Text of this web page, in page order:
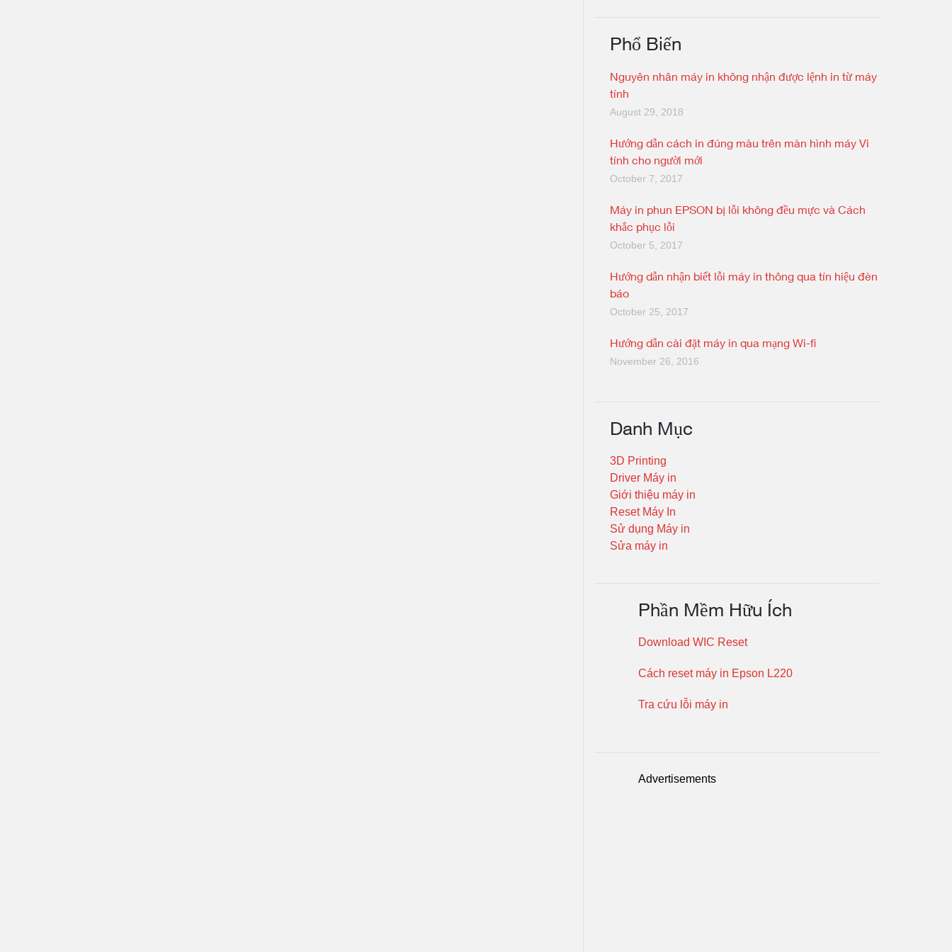
Phổ Biến
Nguyên nhân máy in không nhận được lệnh in từ máy
tính
August 29, 2018
Hướng dẫn cách in đúng màu trên màn hình máy Vi
tính cho người mới
October 7, 2017
Máy in phun EPSON bị lỗi không đều mực và Cách
khắc phục lỗi
October 5, 2017
Hướng dẫn nhận biết lỗi máy in thông qua tín hiệu đèn
báo
October 25, 2017
Hướng dẫn cài đặt máy in qua mạng Wi-fi
November 26, 2016
Danh Mục
3D Printing
Driver Máy in
Giới thiệu máy in
Reset Máy In
Sử dụng Máy in
Sửa máy in
Phần Mềm Hữu Ích
Download WIC Reset
Cách reset máy in Epson L220
Tra cứu lỗi máy in
Advertisements